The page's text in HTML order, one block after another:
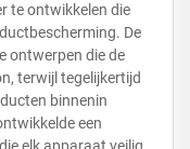
te ontwikkelen die
De
ontwerpen die de
terwijl tegelijkertijd
binnenin
een